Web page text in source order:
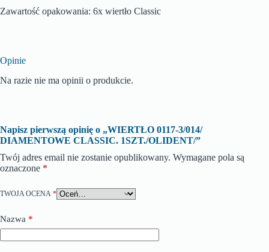
Zawartość opakowania: 6x wiertło Classic
Opinie
Na razie nie ma opinii o produkcie.
Napisz pierwszą opinię o „WIERTŁO 0117-3/014/
DIAMENTOWE CLASSIC. 1SZT./OLIDENT/”
Twój adres email nie zostanie opublikowany. Wymagane pola są
oznaczone *
TWOJA OCENA *
Nazwa *